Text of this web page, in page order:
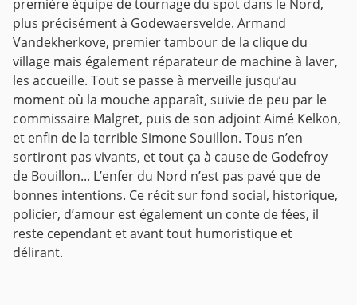
première équipe de tournage du spot dans le Nord,
plus précisément à Godewaersvelde. Armand
Vandekherkove, premier tambour de la clique du
village mais également réparateur de machine à laver,
les accueille. Tout se passe à merveille jusqu’au
moment où la mouche apparaît, suivie de peu par le
commissaire Malgret, puis de son adjoint Aimé Kelkon,
et enfin de la terrible Simone Souillon. Tous n’en
sortiront pas vivants, et tout ça à cause de Godefroy
de Bouillon... L’enfer du Nord n’est pas pavé que de
bonnes intentions. Ce récit sur fond social, historique,
policier, d’amour est également un conte de fées, il
reste cependant et avant tout humoristique et
délirant.